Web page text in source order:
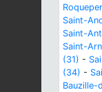
Saint-
Saint-
Saint-
(31) -
(34) -
Bauzille-